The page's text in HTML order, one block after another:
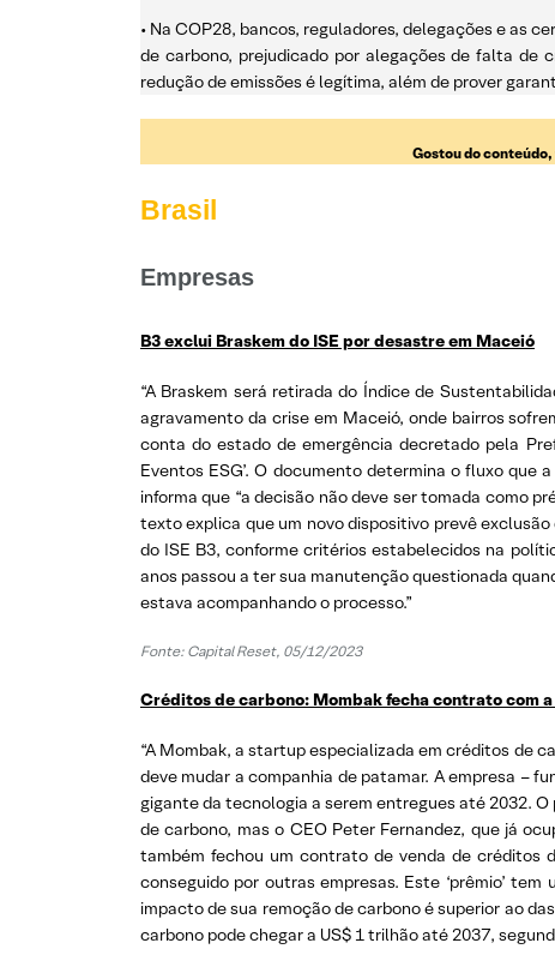
• Na COP28, bancos, reguladores, delegações e as
de carbono, prejudicado por alegações de falta de
redução de emissões é legítima, além de prover
Gostou do conteúdo,
Brasil
Empresas
B3 exclui Braskem do ISE por desastre em Maceió
“A Braskem será retirada do Índice de
agravamento da crise em Maceió, onde bairros
conta do estado de emergência decretado pela
Eventos ESG’. O documento determina o fluxo
informa que “a decisão não deve ser tomada como
texto explica que um novo dispositivo prevê
do ISE B3, conforme critérios estabelecidos na
anos passou a ter sua manutenção questionada
estava acompanhando o processo.”
Fonte: Capital Reset, 05/12/2023
Créditos de carbono: Mombak fecha contrato com
“A Mombak, a startup especializada em créditos de
deve mudar a companhia de patamar. A empresa –
gigante da tecnologia a serem entregues até 2032.
de carbono, mas o CEO Peter Fernandez, que já
também fechou um contrato de venda de créditos
conseguido por outras empresas. Este ‘prêmio’
impacto de sua remoção de carbono é superior ao
carbono pode chegar a US$ 1 trilhão até 2037,